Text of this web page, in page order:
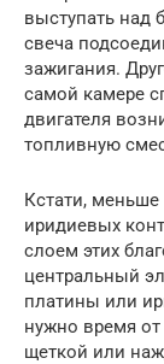
выступать над
свеча
зажигания.
самой камере
двигателя
топливную
Кстати, меньше
иридиевых
слоем этих
центральный
платины или
нужно время
щеткой или